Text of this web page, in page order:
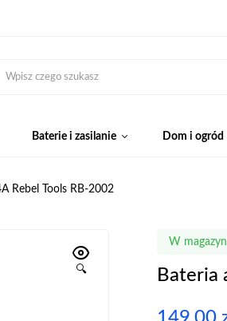
Baterie i zasilanie Dom i ogród
Rebel Tools RB-2002
🔍
W
Bateria